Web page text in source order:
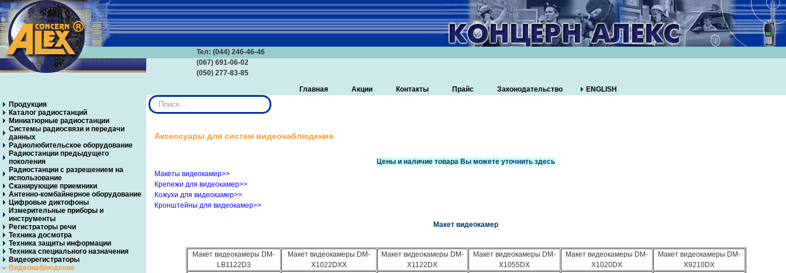
Тел: (044) 246-46-46
(067) 691-06-02
(050) 277-83-85
Главная
Акции Контакты Прайс Законодательство
ENGLISH
Продукция
Каталог радиостанций
Миниатюрные радиостанции
Системы радиосвязи и передачи
данных
Радиолюбительское оборудование
Радиостанции предыдущего
поколения
Радиостанции с разрешением на
использование
Сканирующие приемники
Антенно-комбайнерное оборудование
Цифровые диктофоны
Измерительные приборы и
инструменты
Регистраторы речи
Техника досмотра
Техника защиты информации
Техника специального назначения
Видеорегистраторы
Видеонаблюдение
Искать...
Аксессуары для систем видеонаблюдения
Цены и наличие товара Вы можете уточнить здесь
Макеты видеокамер>>
Крепежи для видеокамер>>
Кожухи для видеокамер>>
Кронштейны для видеокамер>>
Макет видеокамер
Макет видеокамеры DM-
LB1122D3
Макет видеокамеры DM-
X1022DXX
Макет видеокамеры DM-
X1122DX
Макет видеокамеры DM-
X1055DX
Макет видеокамеры DM-
X1020DX
Макет видеокамеры DM-
X9210DX